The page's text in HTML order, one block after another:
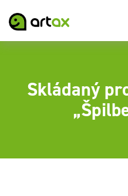
Skládaný